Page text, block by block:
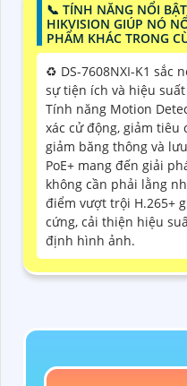
📞 TÍNH NĂNG NỔI
HIKVISION GIÚP NÓ
PHẨM KHÁC TRONG
♻️ DS-7608NXI-K1 sắc
sự tiện ích và hiệu
Tính năng Motion
xác cử động, giảm tiêu
giảm băng thông và
PoE+ mang đến giải
không cần phải lằng
điểm vượt trội H.265+
cứng, cải thiện hiệu
định hình ảnh.